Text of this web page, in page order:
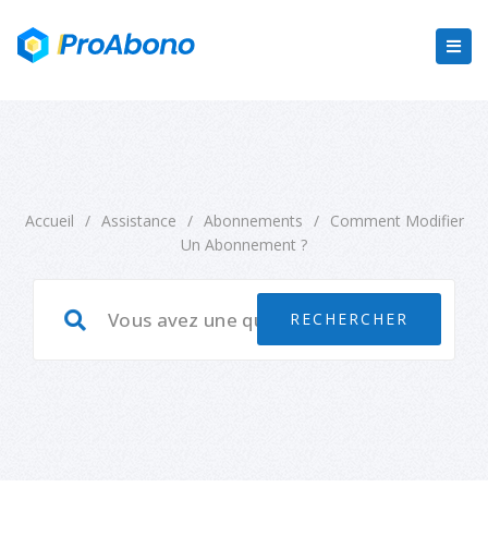
Accueil / Assistance / Abonnements /
Comment Modifier
Un Abonnement ?